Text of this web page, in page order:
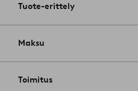
Tuote-erittely
Maksu
Toimitus